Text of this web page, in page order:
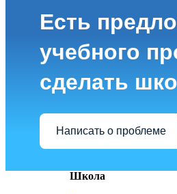
Есть
учебного
сделать
Написать о проблеме
Школа